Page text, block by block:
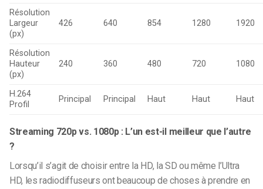
Résolution
Largeur
(px)
426 640 854 1280 1920
Résolution
Hauteur
(px)
240 360 480 720 1080
H.264
Profil
Principal Principal Haut Haut Haut
Streaming 720p vs. 1080p : L’un est-il meilleur que l’autre
?
Lorsqu’il s’agit de choisir entre la HD, la SD ou même l’Ultra
HD, les radiodiffuseurs ont beaucoup de choses à prendre en